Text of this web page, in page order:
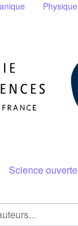
Physique
Science ouverte